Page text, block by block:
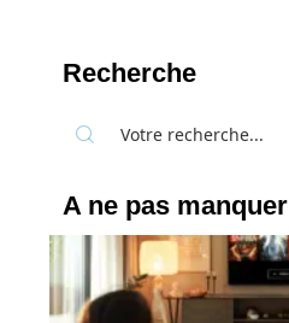
Recherche
A ne pas manquer